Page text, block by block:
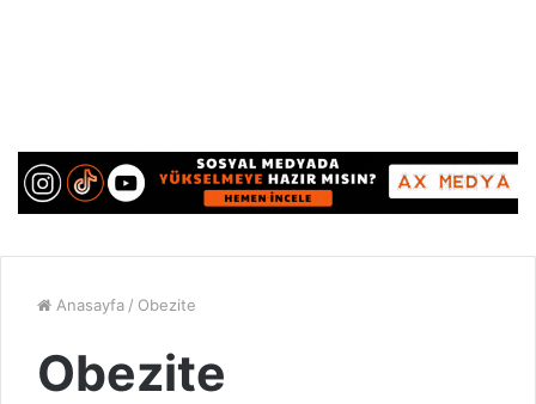
Anasayfa / Obezite
Obezite